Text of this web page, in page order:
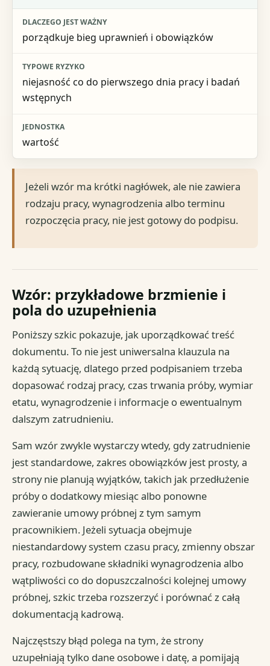
porządkuje bieg uprawnień i obowiązków
niejasność co do pierwszego dnia pracy i badań
wstępnych
wartość
Jeżeli wzór ma krótki nagłówek, ale nie zawiera
rodzaju pracy, wynagrodzenia albo terminu
rozpoczęcia pracy, nie jest gotowy do podpisu.
Wzór: przykładowe brzmienie i
pola do uzupełnienia
Poniższy szkic pokazuje, jak uporządkować treść
dokumentu. To nie jest uniwersalna klauzula na
każdą sytuację, dlatego przed podpisaniem trzeba
dopasować rodzaj pracy, czas trwania próby, wymiar
etatu, wynagrodzenie i informacje o ewentualnym
dalszym zatrudnieniu.
Sam wzór zwykle wystarczy wtedy, gdy zatrudnienie
jest standardowe, zakres obowiązków jest prosty, a
strony nie planują wyjątków, takich jak przedłużenie
próby o dodatkowy miesiąc albo ponowne
zawieranie umowy próbnej z tym samym
pracownikiem. Jeżeli sytuacja obejmuje
niestandardowy system czasu pracy, zmienny obszar
pracy, rozbudowane składniki wynagrodzenia albo
wątpliwości co do dopuszczalności kolejnej umowy
próbnej, szkic trzeba rozszerzyć i porównać z całą
dokumentacją kadrową.
Najczęstszy błąd polega na tym, że strony
uzupełniają tylko dane osobowe i datę, a pomijają